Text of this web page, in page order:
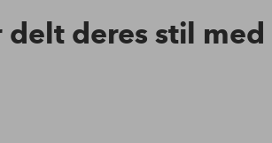
deres stil med